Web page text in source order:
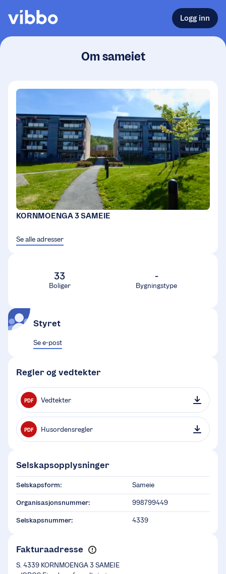
Logg inn
Om sameiet
KORNMOENGA 3 SAMEIE
Se alle adresser
33
Boliger
-
Bygningstype
Styret
Se e-post
Regler og vedtekter
PDF Vedtekter
PDF Husordensregler
Selskapsopplysninger
Selskapsform: Sameie
Organisasjonsnummer: 998799449
Selskapsnummer: 4339
Fakturaadresse
S. 4339 KORNMOENGA 3 SAMEIE